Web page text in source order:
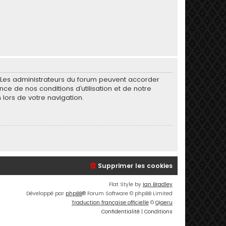
administrateurs du forum peuvent accorder
de nos conditions d’utilisation et de notre
de votre navigation.
Supprimer les cookies
Flat Style by Ian Bradley
Développé par phpBB® Forum Software © phpBB Limited
Traduction française officielle © Qiaeru
Confidentialité | Conditions